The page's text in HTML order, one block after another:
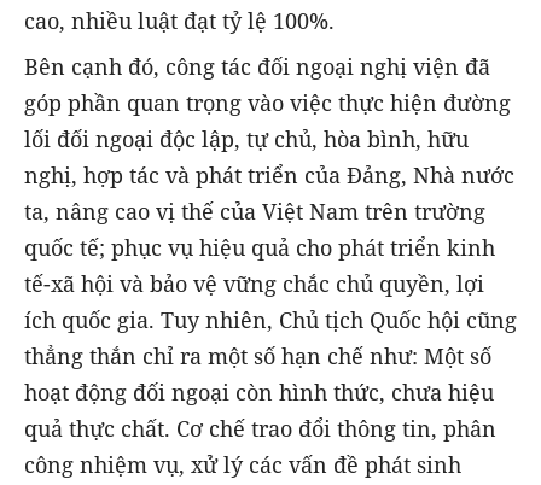
cao, nhiều luật đạt tỷ lệ 100%.
Bên cạnh đó, công tác đối ngoại nghị viện đã
góp phần quan trọng vào việc thực hiện đường
lối đối ngoại độc lập, tự chủ, hòa bình, hữu
nghị, hợp tác và phát triển của Đảng, Nhà nước
ta, nâng cao vị thế của Việt Nam trên trường
quốc tế; phục vụ hiệu quả cho phát triển kinh
tế-xã hội và bảo vệ vững chắc chủ quyền, lợi
ích quốc gia. Tuy nhiên, Chủ tịch Quốc hội cũng
thẳng thắn chỉ ra một số hạn chế như: Một số
hoạt động đối ngoại còn hình thức, chưa hiệu
quả thực chất. Cơ chế trao đổi thông tin, phân
công nhiệm vụ, xử lý các vấn đề phát sinh